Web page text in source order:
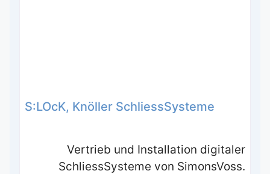
S:LOcK, Knöller SchliessSysteme
Vertrieb und Installation digitaler
SchliessSysteme von SimonsVoss.